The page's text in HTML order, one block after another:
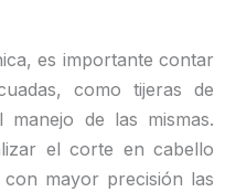
es importante contar
como tijeras de
de las mismas.
el corte en cabello
mayor precisión las